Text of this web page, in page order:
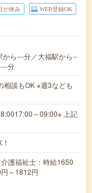
が休み WEB登録OK
ら---分／大福駅から--
分
相談もOK ※週3なども
～09:00※ 上記
護福祉士：時給1650
～1812円